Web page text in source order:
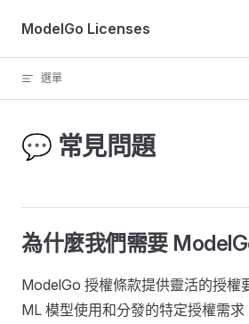
Skip to content
ModelGo Licenses
選單
💬 常見問題
為什麼我們需要
ModelGo 授權條款提供靈活的授權
ML 模型使用和分發的特定授權需求